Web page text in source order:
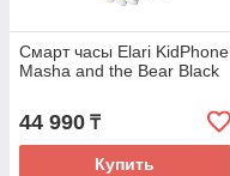
Смарт часы Elari KidPhone
Masha and the Bear Black
44 990 ₸
Купить